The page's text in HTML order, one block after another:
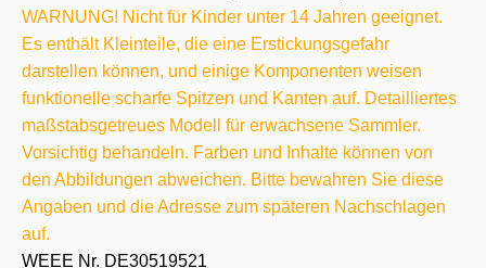
WARNUNG! Nicht für Kinder unter 14 Jahren geeignet.
Es enthält Kleinteile, die eine Erstickungsgefahr
darstellen können, und einige Komponenten weisen
funktionelle scharfe Spitzen und Kanten auf. Detailliertes
maßstabsgetreues Modell für erwachsene Sammler.
Vorsichtig behandeln. Farben und Inhalte können von
den Abbildungen abweichen. Bitte bewahren Sie diese
Angaben und die Adresse zum späteren Nachschlagen
auf.
WEEE Nr. DE30519521